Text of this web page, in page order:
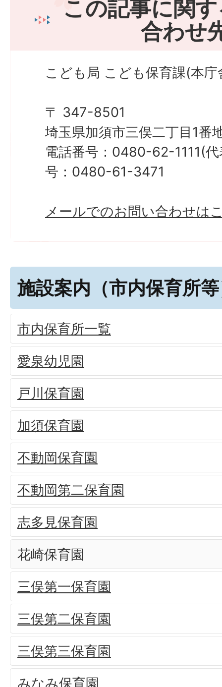
この記事に関
合わせ
こども局 こども保育課(本
〒 347-8501
埼玉県加須市三俣二丁目1番
電話番号：0480-62-1111(
号：0480-61-3471
メールでのお問い合わせは
施設案内（市内保育所
市内保育所一覧
愛泉幼児園
戸川保育園
加須保育園
不動岡保育園
不動岡第二保育園
志多見保育園
花崎保育園
三俣第一保育園
三俣第二保育園
三俣第三保育園
みなみ保育園